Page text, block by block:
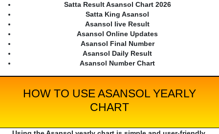
Satta Result Asansol Chart 2026
Satta King Asansol
Asansol live Result
Asansol Online Updates
Asansol Final Number
Asansol Daily Result
Asansol Number Chart
HOW TO USE ASANSOL YEARLY
CHART